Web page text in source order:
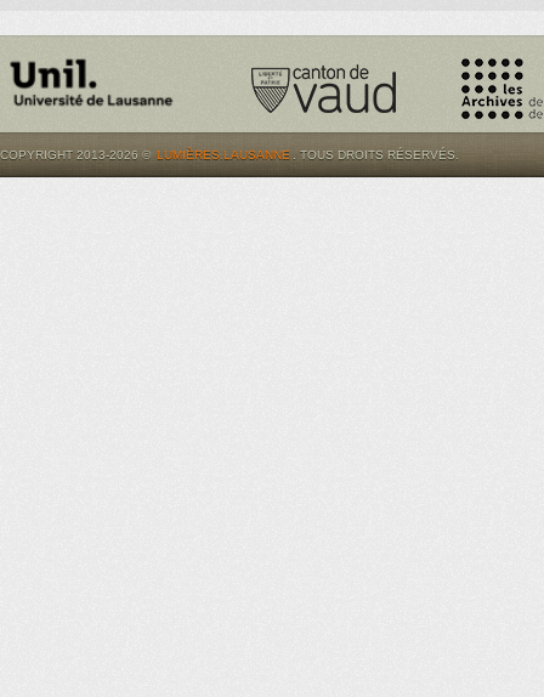
COPYRIGHT 2013-2026 © LUMIÈRES.LAUSANNE . TOUS DROITS RÉSERVÉS.